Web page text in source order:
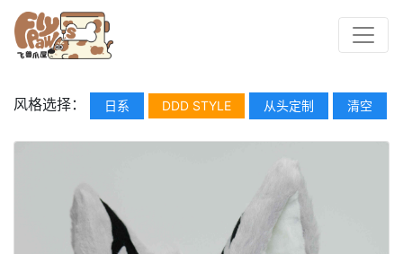
风格选择： 日系 DDD STYLE 从头定制 清空